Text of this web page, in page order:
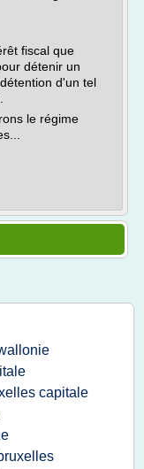
fiscal que
détenir un
d'un tel
le régime
capitale